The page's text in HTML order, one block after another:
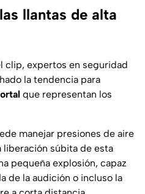
llantas de alta
clip, expertos en seguridad
la tendencia para
que representan los
manejar presiones de aire
liberación súbita de esta
pequeña explosión, capaz
de la audición o incluso la